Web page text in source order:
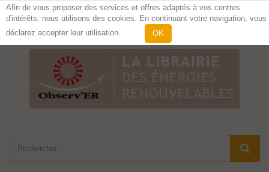
Contactez-nous
Afin de vous proposer des services et offres adaptés à vos centres
d'intérêts, nous utilisons des cookies. En continuant votre navigation, vous
déclarez accepter leur utilisation.
OK